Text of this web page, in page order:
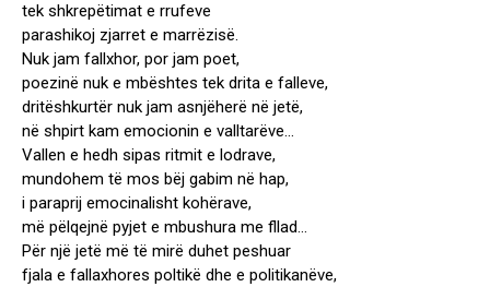
tek shkrepëtimat e rrufeve
parashikoj zjarret e marrëzisë.
Nuk jam fallxhor, por jam poet,
poezinë nuk e mbështes tek drita e falleve,
dritëshkurtër nuk jam asnjëherë në jetë,
në shpirt kam emocionin e valltarëve…
Vallen e hedh sipas ritmit e lodrave,
mundohem të mos bëj gabim në hap,
i paraprij emocinalisht kohërave,
më pëlqejnë pyjet e mbushura me fllad…
Për një jetë më të mirë duhet peshuar
fjala e fallaxhores poltikë dhe e politikanëve,